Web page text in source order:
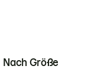
Nach Größe